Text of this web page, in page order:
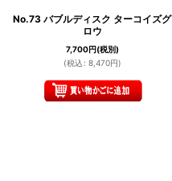
No.73 バブルディスク ターコイズグ
ロウ
7,700円(税別)
(税込 : 8,470円)